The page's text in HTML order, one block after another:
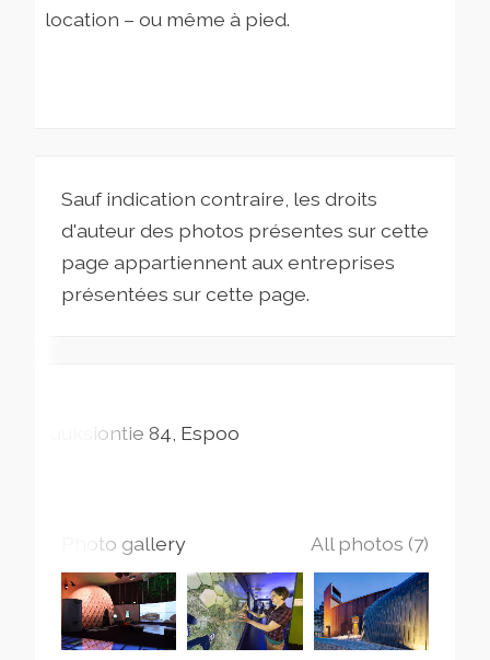
location – ou même à pied.
Sauf indication contraire, les droits
d'auteur des photos présentes sur cette
page appartiennent aux entreprises
présentées sur cette page.
Nuuksiontie 84 Espoo
Photo gallery All photos (7)